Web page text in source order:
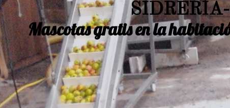
Mascotas gratis en la